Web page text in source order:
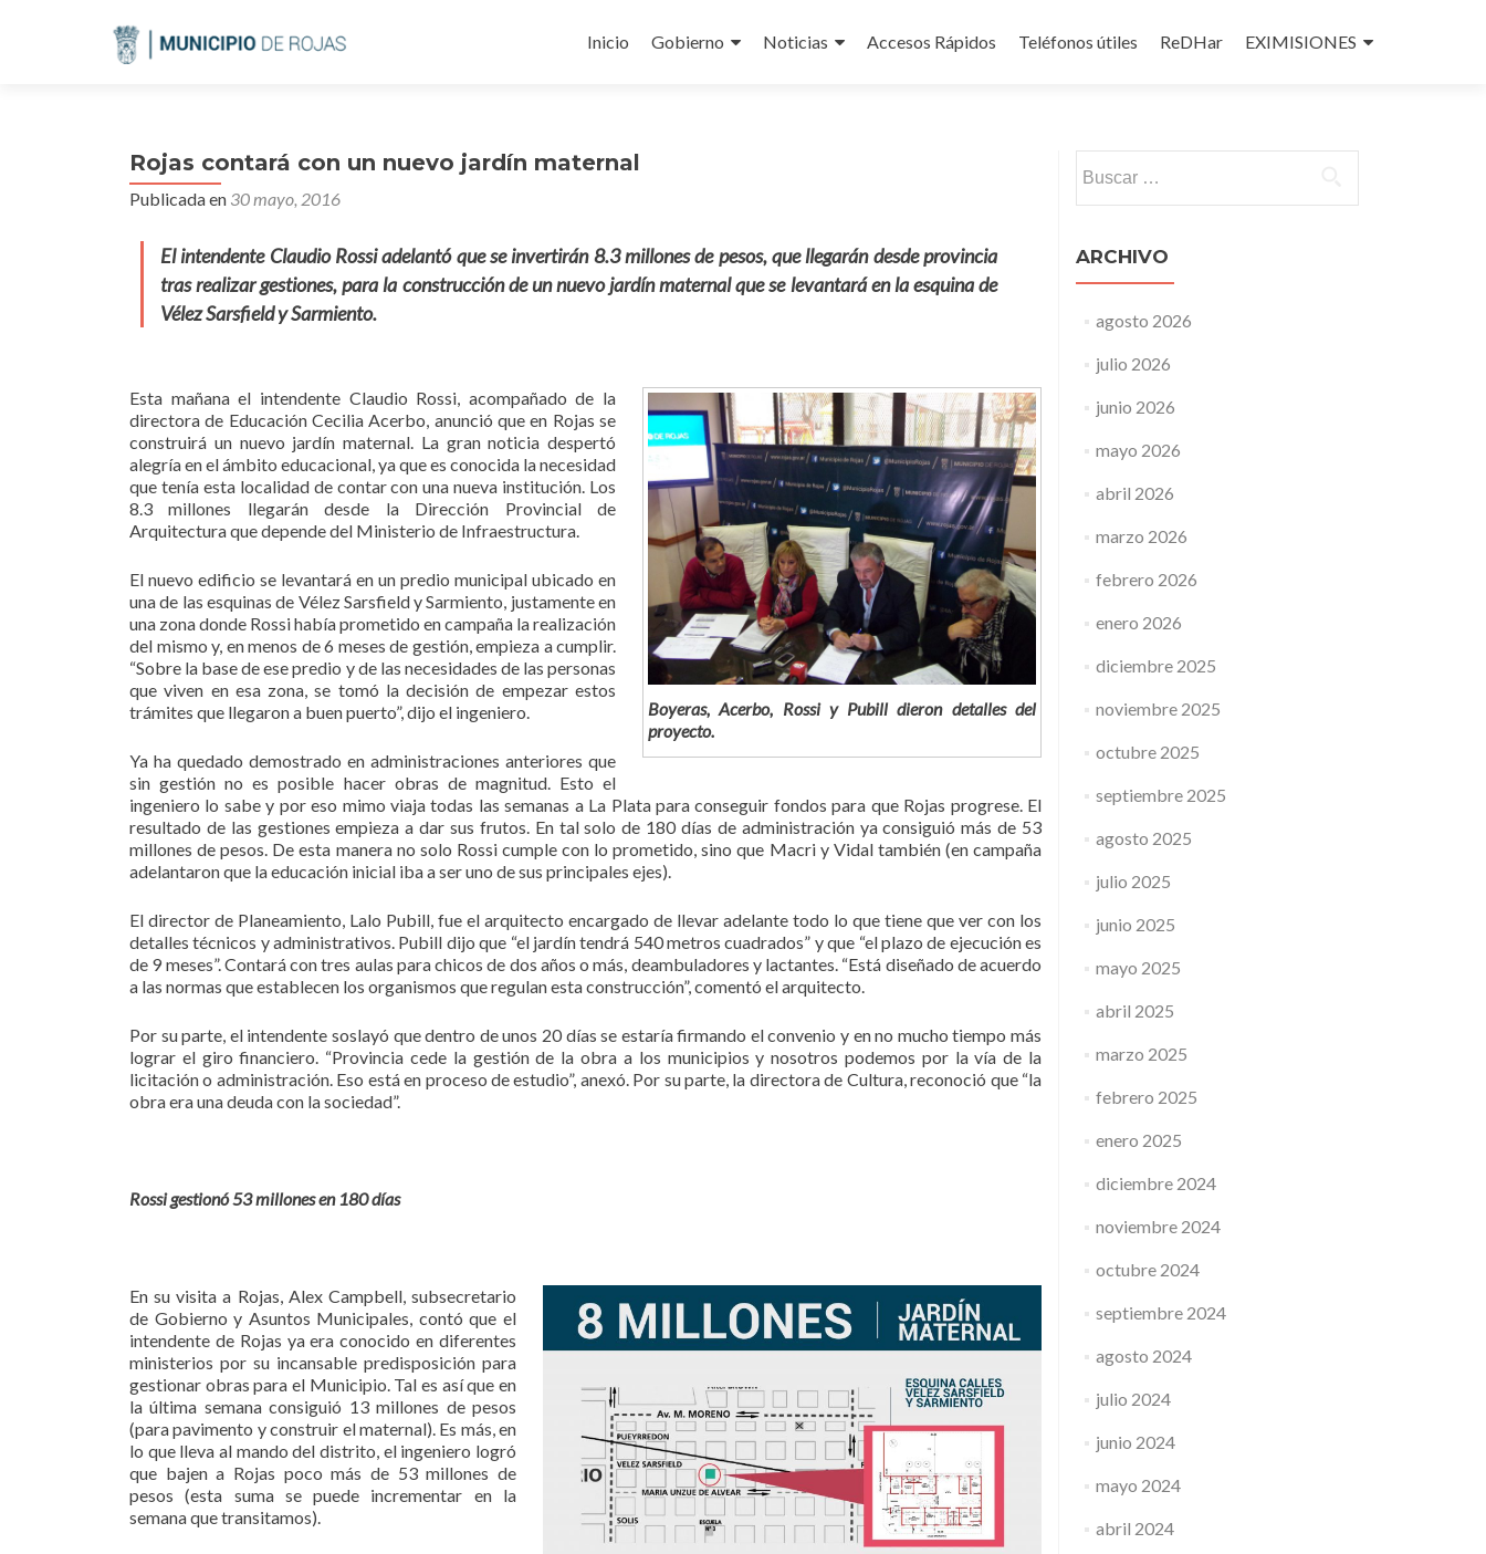
al
Inicio Gobierno Noticias Accesos Rápidos Teléfonos útiles ReDHar EXIMISIONES
Rojas contará con un nuevo jardín maternal
Publicada en 30 mayo, 2016
El intendente Claudio Rossi adelantó que se invertirán 8.3 millones de pesos, que llegarán desde provincia
tras realizar gestiones, para la construcción de un nuevo jardín maternal que se levantará en la esquina de
Vélez Sarsfield y Sarmiento.
Boyeras, Acerbo, Rossi y Pubill dieron detalles del
proyecto.
Esta mañana el intendente Claudio Rossi, acompañado de la
directora de Educación Cecilia Acerbo, anunció que en Rojas se
construirá un nuevo jardín maternal. La gran noticia despertó
alegría en el ámbito educacional, ya que es conocida la necesidad
que tenía esta localidad de contar con una nueva institución. Los
8.3 millones llegarán desde la Dirección Provincial de
Arquitectura que depende del Ministerio de Infraestructura.
El nuevo edificio se levantará en un predio municipal ubicado en
una de las esquinas de Vélez Sarsfield y Sarmiento, justamente en
una zona donde Rossi había prometido en campaña la realización
del mismo y, en menos de 6 meses de gestión, empieza a cumplir.
“Sobre la base de ese predio y de las necesidades de las personas
que viven en esa zona, se tomó la decisión de empezar estos
trámites que llegaron a buen puerto”, dijo el ingeniero.
Ya ha quedado demostrado en administraciones anteriores que
sin gestión no es posible hacer obras de magnitud. Esto el
ingeniero lo sabe y por eso mimo viaja todas las semanas a La Plata para conseguir fondos para que Rojas progrese. El
resultado de las gestiones empieza a dar sus frutos. En tal solo de 180 días de administración ya consiguió más de 53
millones de pesos. De esta manera no solo Rossi cumple con lo prometido, sino que Macri y Vidal también (en campaña
adelantaron que la educación inicial iba a ser uno de sus principales ejes).
El director de Planeamiento, Lalo Pubill, fue el arquitecto encargado de llevar adelante todo lo que tiene que ver con los
detalles técnicos y administrativos. Pubill dijo que “el jardín tendrá 540 metros cuadrados” y que “el plazo de ejecución es
de 9 meses”. Contará con tres aulas para chicos de dos años o más, deambuladores y lactantes. “Está diseñado de acuerdo
a las normas que establecen los organismos que regulan esta construcción”, comentó el arquitecto.
Por su parte, el intendente soslayó que dentro de unos 20 días se estaría firmando el convenio y en no mucho tiempo más
lograr el giro financiero. “Provincia cede la gestión de la obra a los municipios y nosotros podemos por la vía de la
licitación o administración. Eso está en proceso de estudio”, anexó. Por su parte, la directora de Cultura, reconoció que “la
obra era una deuda con la sociedad”.
Rossi gestionó 53 millones en 180 días
En su visita a Rojas, Alex Campbell, subsecretario
de Gobierno y Asuntos Municipales, contó que el
intendente de Rojas ya era conocido en diferentes
ministerios por su incansable predisposición para
gestionar obras para el Municipio. Tal es así que en
la última semana consiguió 13 millones de pesos
(para pavimento y construir el maternal). Es más, en
lo que lleva al mando del distrito, el ingeniero logró
que bajen a Rojas poco más de 53 millones de
pesos (esta suma se puede incrementar en la
semana que transitamos).
ARCHIVO
agosto 2026
julio 2026
junio 2026
mayo 2026
abril 2026
marzo 2026
febrero 2026
enero 2026
diciembre 2025
noviembre 2025
octubre 2025
septiembre 2025
agosto 2025
julio 2025
junio 2025
mayo 2025
abril 2025
marzo 2025
febrero 2025
enero 2025
diciembre 2024
noviembre 2024
octubre 2024
septiembre 2024
agosto 2024
julio 2024
junio 2024
mayo 2024
abril 2024